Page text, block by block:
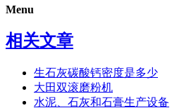
Menu
相关文章
生石灰碳酸钙密度是多少
大田双滚磨粉机
水泥、石灰和石膏生产设备